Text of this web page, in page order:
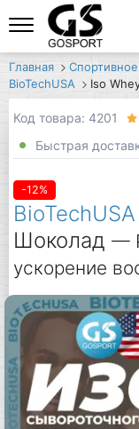
Главная
BioTechUSA
Iso
Код товара: 4201
Быстрая
-12%
BioTechUSA
Шоколад —
ускорение